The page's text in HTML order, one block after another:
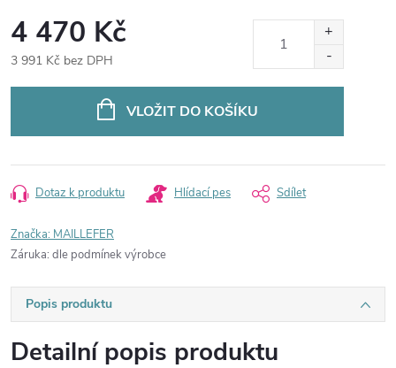
4 470 Kč
3 991 Kč bez DPH
VLOŽIT DO KOŠÍKU
Dotaz k produktu Hlídací pes Sdílet
Značka: MAILLEFER
Záruka: dle podmínek výrobce
Popis produktu
Detailní popis produktu